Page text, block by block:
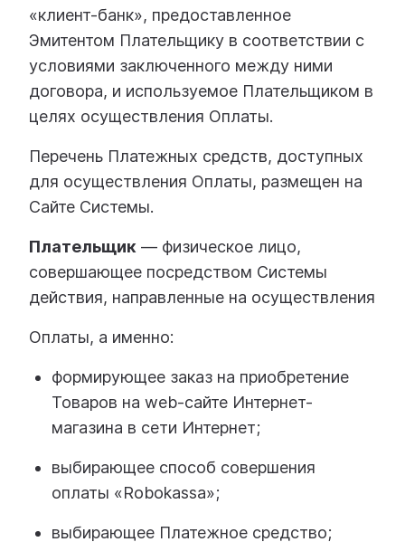
«клиент-банк», предоставленное
Эмитентом Плательщику в соответствии с
условиями заключенного между ними
договора, и используемое Плательщиком в
целях осуществления Оплаты.
Перечень Платежных средств, доступных
для осуществления Оплаты, размещен на
Сайте Системы.
Плательщик — физическое лицо,
совершающее посредством Системы
действия, направленные на осуществления
Оплаты, а именно:
формирующее заказ на приобретение
Товаров на web-сайте Интернет-
магазина в сети Интернет;
выбирающее способ совершения
оплаты «Robokassa»;
выбирающее Платежное средство;